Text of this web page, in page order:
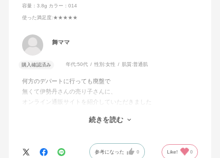
容量：3.8g カラー：014
使った満足度:★★★★★
舞ママ
購入確認済み 年代:50代 性別:女性 肌質:普通肌
何方のデパートに行っても廃盤で
無くて伊勢丹さんの売り子さんに、
オンライン通販サイトを紹介していただきました
続きを読む
参考になった 0 Like! 0